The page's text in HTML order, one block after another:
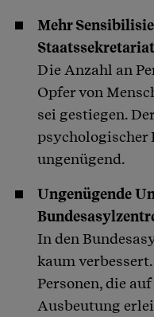
Mehr
Die Anzahl an
Opfer von
sei gestiegen.
psychologischer
ungenügend.
Ungenügende
In den
kaum
Personen, die
Ausbeutung